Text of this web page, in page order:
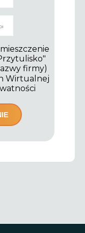
firmy)
Wirtualnej